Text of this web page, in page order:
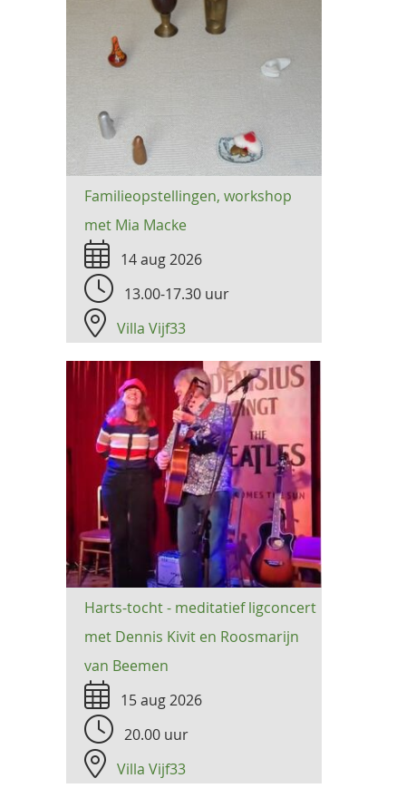
Familieopstellingen, workshop
met Mia Macke
14 aug 2026
13.00-17.30 uur
Villa Vijf33
Harts-tocht - meditatief ligconcert
met Dennis Kivit en Roosmarijn
van Beemen
15 aug 2026
20.00 uur
Villa Vijf33
EVENEMENTEN
CONTACT